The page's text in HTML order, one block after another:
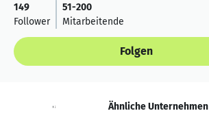
149
Follower
51-200
Mitarbeitende
Folgen
Neuigkeiten Ähnliche Unternehmen